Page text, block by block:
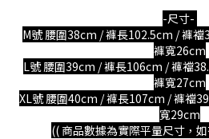
-尺寸-
M號腰圍38cm / 褲長102.5cm / 褲
褲寬26cm
L號腰圍39cm / 褲長106cm / 褲襠
褲寬27cm
XL號腰圍40cm / 褲長107cm / 褲襠
寬29cm
(( 商品數據為實際平量尺寸，